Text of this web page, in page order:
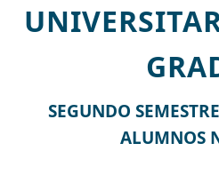
SEGUNDO
ALUMNOS